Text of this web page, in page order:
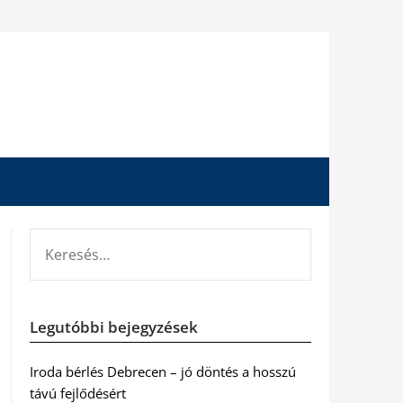
Legutóbbi bejegyzések
Iroda bérlés Debrecen – jó döntés a hosszú
távú fejlődésért